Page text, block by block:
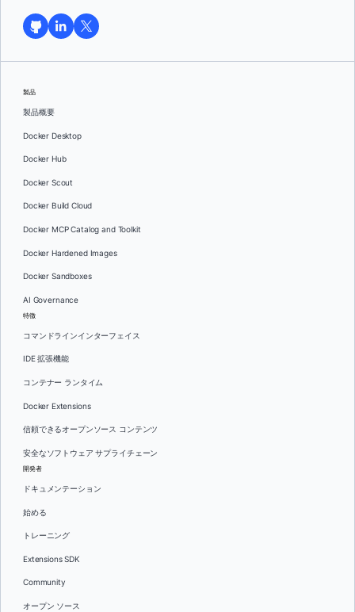
製品
製品概要
Docker Desktop
Docker Hub
Docker Scout
Docker Build Cloud
Docker MCP Catalog and Toolkit
Docker Hardened Images
Docker Sandboxes
AI Governance
特徴
コマンドラインインターフェイス
IDE 拡張機能
コンテナー ランタイム
Docker Extensions
信頼できるオープンソース コンテンツ
安全なソフトウェア サプライチェーン
開発者
ドキュメンテーション
始める
トレーニング
Extensions SDK
Community
オープン ソース